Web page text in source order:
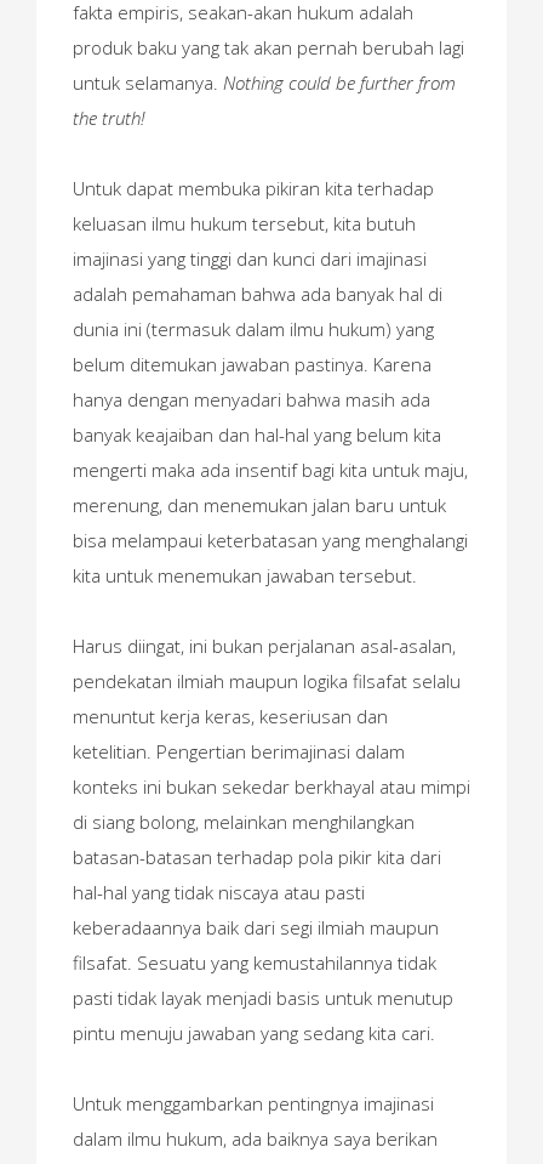
fakta empiris, seakan-akan hukum adalah
produk baku yang tak akan pernah berubah lagi
untuk selamanya. Nothing could be further from
the truth!
Untuk dapat membuka pikiran kita terhadap
keluasan ilmu hukum tersebut, kita butuh
imajinasi yang tinggi dan kunci dari imajinasi
adalah pemahaman bahwa ada banyak hal di
dunia ini (termasuk dalam ilmu hukum) yang
belum ditemukan jawaban pastinya. Karena
hanya dengan menyadari bahwa masih ada
banyak keajaiban dan hal-hal yang belum kita
mengerti maka ada insentif bagi kita untuk maju,
merenung, dan menemukan jalan baru untuk
bisa melampaui keterbatasan yang menghalangi
kita untuk menemukan jawaban tersebut.
Harus diingat, ini bukan perjalanan asal-asalan,
pendekatan ilmiah maupun logika filsafat selalu
menuntut kerja keras, keseriusan dan
ketelitian. Pengertian berimajinasi dalam
konteks ini bukan sekedar berkhayal atau mimpi
di siang bolong, melainkan menghilangkan
batasan-batasan terhadap pola pikir kita dari
hal-hal yang tidak niscaya atau pasti
keberadaannya baik dari segi ilmiah maupun
filsafat. Sesuatu yang kemustahilannya tidak
pasti tidak layak menjadi basis untuk menutup
pintu menuju jawaban yang sedang kita cari.
Untuk menggambarkan pentingnya imajinasi
dalam ilmu hukum, ada baiknya saya berikan